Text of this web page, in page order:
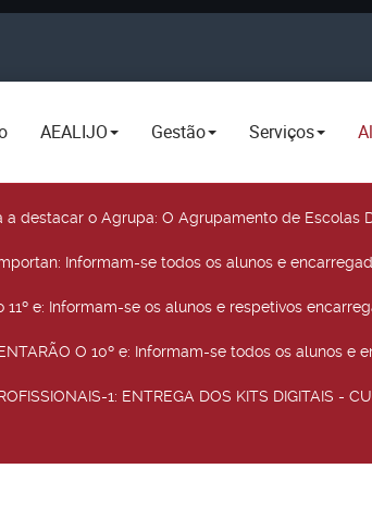
AEALIJO Gestão Serviços
a destacar o Agrupa: O Agrupamento de Escolas
: Informam-se todos os alunos e
e: Informam-se os alunos e respetivos
O 10º e: Informam-se todos os alunos e
1: ENTREGA DOS KITS DIGITAIS -